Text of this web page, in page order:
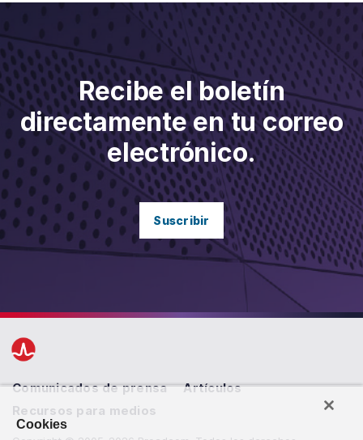
Recibe el boletín
directamente en tu correo
electrónico.
Suscribir
Comunicados de prensa
Artículos
Recursos para medios
Cookies